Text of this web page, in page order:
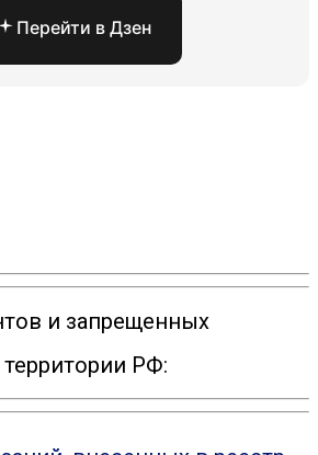
Перейти в Дзен
и запрещенных
РФ: